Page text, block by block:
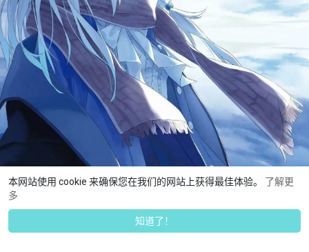
本网站使用 cookie 来确保您在我们的网站上获得最佳体验。 了解更
多
知道了！